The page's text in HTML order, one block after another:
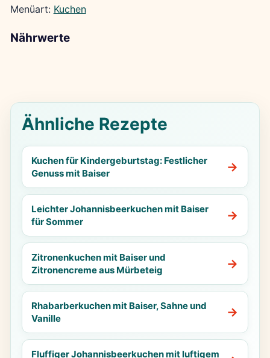
Menüart: Kuchen
Nährwerte
Ähnliche Rezepte
Kuchen für Kindergeburtstag: Festlicher
Genuss mit Baiser
Leichter Johannisbeerkuchen mit Baiser
für Sommer
Zitronenkuchen mit Baiser und
Zitronencreme aus Mürbeteig
Rhabarberkuchen mit Baiser, Sahne und
Vanille
Fluffiger Johannisbeerkuchen mit luftigem